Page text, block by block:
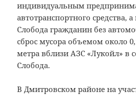
индивидуальным
автотранспортного средства,
Слобода гражданин без
сброс мусора объемом около
метра вблизи АЗС «Лукойл» в
Слобода.
В Дмитровском районе на